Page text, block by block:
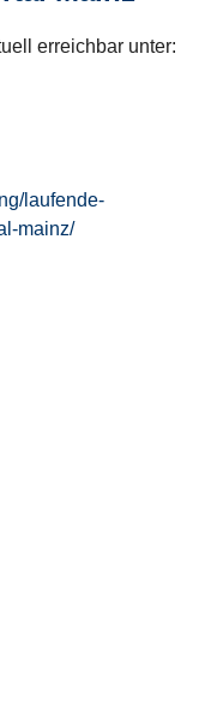
erreichbar unter:
laufende-
mainz/